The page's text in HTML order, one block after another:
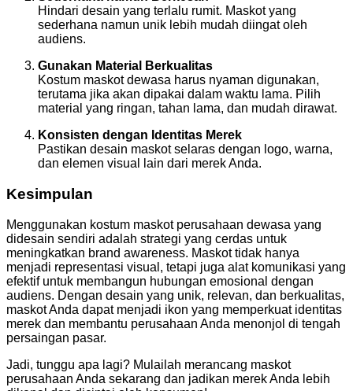
Hindari desain yang terlalu rumit. Maskot yang
sederhana namun unik lebih mudah diingat oleh
audiens.
Gunakan Material Berkualitas
Kostum maskot dewasa harus nyaman digunakan,
terutama jika akan dipakai dalam waktu lama. Pilih
material yang ringan, tahan lama, dan mudah dirawat.
Konsisten dengan Identitas Merek
Pastikan desain maskot selaras dengan logo, warna,
dan elemen visual lain dari merek Anda.
Kesimpulan
Menggunakan kostum maskot perusahaan dewasa yang
didesain sendiri adalah strategi yang cerdas untuk
meningkatkan brand awareness. Maskot tidak hanya
menjadi representasi visual, tetapi juga alat komunikasi yang
efektif untuk membangun hubungan emosional dengan
audiens. Dengan desain yang unik, relevan, dan berkualitas,
maskot Anda dapat menjadi ikon yang memperkuat identitas
merek dan membantu perusahaan Anda menonjol di tengah
persaingan pasar.
Jadi, tunggu apa lagi? Mulailah merancang maskot
perusahaan Anda sekarang dan jadikan merek Anda lebih